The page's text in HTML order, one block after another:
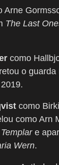
Arne
The Last
como
o
como
como Arn
e
Wern.